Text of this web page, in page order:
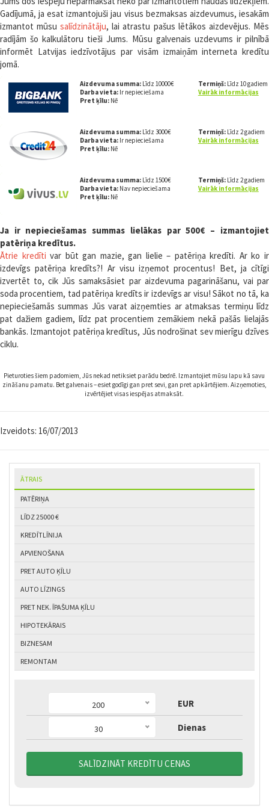
Gadījumā, ja esat izmantojuši jau visus bezmaksas aizdevumus, iesakām
izmantot mūsusalīdzinātāju, lai atrastu pašus lētākos aizdevējus. Mēs
radījām šo kalkulātoru tieši Jums. Mūsu galvenais uzdevums ir pilnībā
informēt Latvijas iedzīvotājus par visām izmaiņām interneta kredītu
jomā.
Aizdevuma summa: Līdz 10000€
Darba vieta: Ir nepieciešama
Pret ķīlu: Nē
Termiņš:Līdz 10 gadiem
Vairāk informācijas
Aizdevuma summa: Līdz 3000€
Darba vieta: Ir nepieciešama
Pret ķīlu: Nē
Termiņš:Līdz 2 gadiem
Vairāk informācijas
Aizdevuma summa: Līdz 1500€
Darba vieta: Nav nepieciešama
Pret ķīlu: Nē
Termiņš:Līdz 2 gadiem
Vairāk informācijas
Ja ir nepieciešamas summas lielākas par 500€ – izmantojiet
patēriņa kredītus.
Ātrie kredīti var būt gan mazie, gan lielie – patēriņa kredīti. Ar ko ir
izdevīgs patēriņa kredīts?! Ar visu izņemot procentus! Bet, ja cītīgi
izvertēt to, cik Jūs samaksāsiet par aizdevuma pagarināšanu, vai par
soda procentiem, tad patēriņa kredīts ir izdevīgs ar visu! Sākot no tā, ka
nepieciešamās summas Jūs varat aizņemties ar atmaksas termiņu līdz
pat dažiem gadiem, līdz pat procentiem zemākiem nekā pašās lielajās
bankās. Izmantojot patēriņa kredītus, Jūs nodrošinat sev mierīgu dzīves
ciklu.
Pieturoties šiem padomiem, Jūs nekad netiksiet parādu bedrē. Izmantojiet mūsu lapu kā savu
zināšanu pamatu. Bet galvenais – esiet godīgi gan pret sevi, gan pret apkārtējiem. Aizņemoties,
izvērtējiet visas iespējas atmaksāt.
Izveidots: 16/07/2013
ĀTRAIS
PATĒRIŅA
LĪDZ 25000 €
KREDĪTLĪNIJA
APVIENOŠANA
PRET AUTO ĶĪLU
AUTO LĪZINGS
PRET NEK. ĪPAŠUMA ĶĪLU
HIPOTEKĀRAIS
BIZNESAM
REMONTAM
200 EUR
30
5
15
Dienas